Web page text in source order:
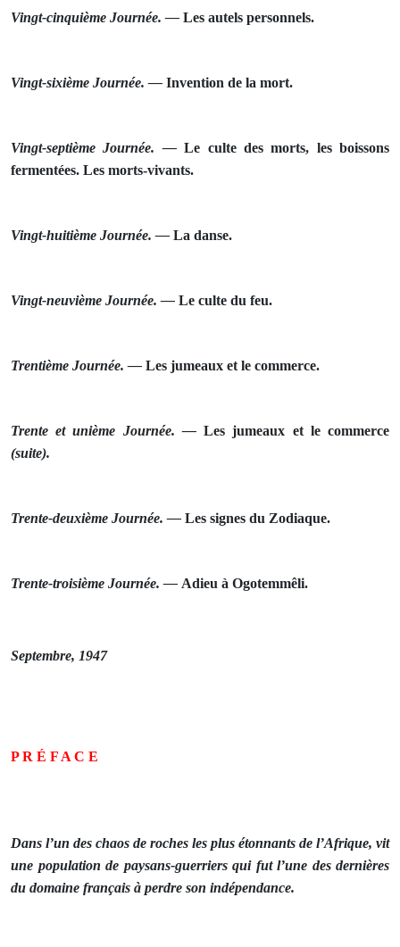
Vingt‑cinquième Journée. — Les autels personnels.
Vingt‑sixième Journée. — Invention de la mort.
Vingt‑septième Journée. —Le culte des morts, les boissons
fermentées. Les morts‑vivants.
Vingt‑huitième Journée. — La danse.
Vingt‑neuvième Journée. — Le culte du feu.
Trentième Journée. — Les jumeaux et le commerce.
Trente et unième Journée. —Les jumeaux et le commerce
(suite).
Trente‑deuxième Journée. — Les signes du Zodiaque.
Trente‑troisième Journée. — Adieu à Ogotemmêli.
Septembre, 1947
P R É F A C E
Dans l’un des chaos de roches les plus étonnants de l’Afrique, vit
une population de paysans-guerriers qui fut l’une des dernières
du domaine français à perdre son indépendance.